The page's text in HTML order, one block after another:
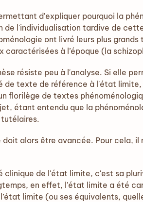
d'expliquer pourquoi la
de l'individualisation tardive de
ont livré leurs plus
caractérisées à l’époque (la
résiste peu à l'analyse. Si elle
de texte de référence à l'état
florilège de textes
étant entendu que la
alors être avancée. Pour cela,
clinique de l'état limite, c'est sa
en effet, l'état limite a été
limite (ou ses équivalents,